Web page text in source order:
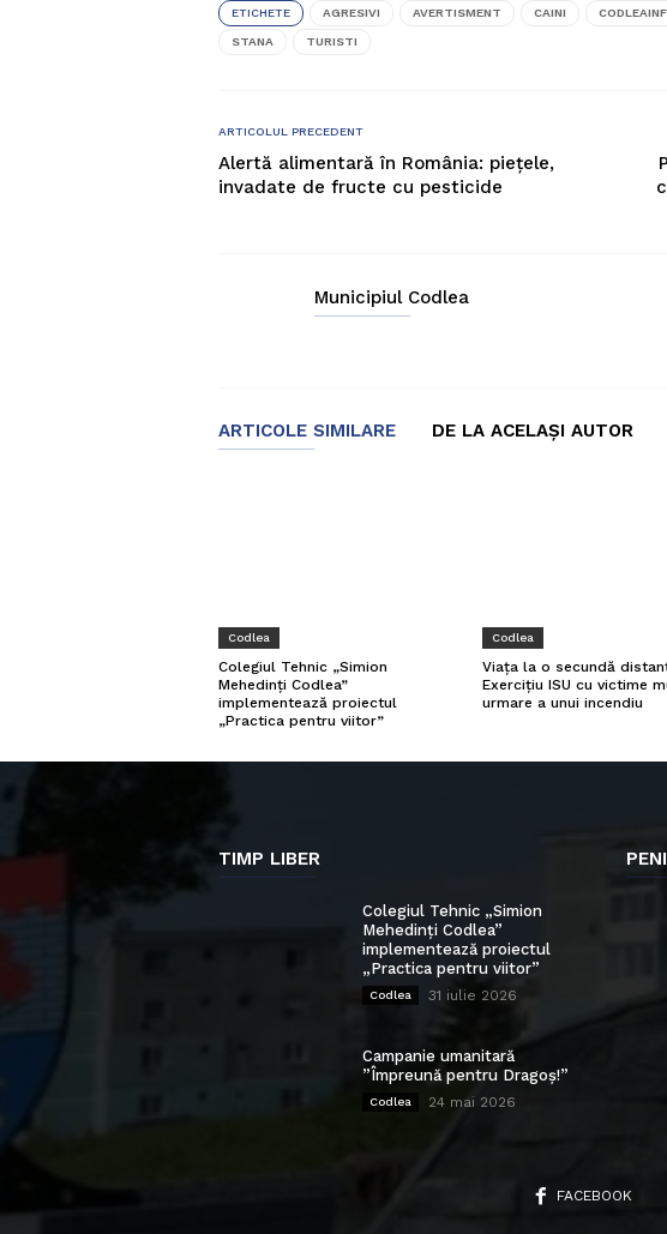
ETICHETE AGRESIVI AVERTISMENT CAINI
STANA TURISTI
ARTICOLUL PRECEDENT
Alertă alimentară în România: piețele,
invadate de fructe cu pesticide
Municipiul Codlea
ARTICOLE SIMILARE DE LA ACELAȘI AUTOR
Codlea
Colegiul Tehnic „Simion
Mehedinți Codlea”
implementează proiectul
„Practica pentru viitor”
Codlea
Viața la o secundă
Exercițiu ISU cu victime
urmare a unui incendiu
TIMP LIBER
Colegiul Tehnic „Simion
Mehedinți Codlea”
implementează proiectul
„Practica pentru viitor”
Codlea 31 iulie 2026
Campanie umanitară
”Împreună pentru Dragoș!”
Codlea 24 mai 2026
FACEBOOK